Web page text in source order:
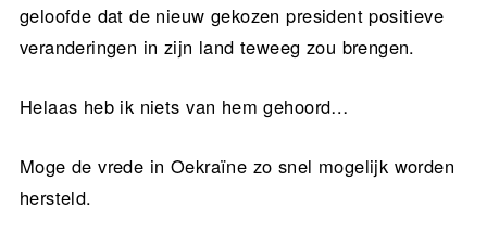
geloofde dat de nieuw gekozen president positieve
veranderingen in zijn land teweeg zou brengen.
Helaas heb ik niets van hem gehoord…
Moge de vrede in Oekraïne zo snel mogelijk worden
hersteld.